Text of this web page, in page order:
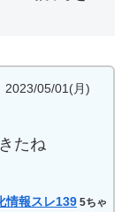
2023/05/01(月)
たね
情報スレ139 5ちゃ